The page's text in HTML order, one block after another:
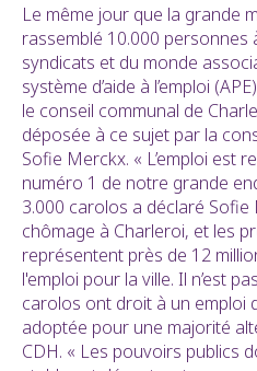
Le même jour que la grande
rassemblé 10.000 personnes
syndicats et du monde
système d’aide à l’emploi
le conseil communal de
déposée à ce sujet par la
Sofie Merckx. « L’emploi est
numéro 1 de notre grande
3.000 carolos a déclaré Sofie
chômage à Charleroi, et les
représentent près de 12
l'emploi pour la ville. Il n’est
carolos ont droit à un emploi
adoptée pour une majorité
CDH. « Les pouvoirs publics